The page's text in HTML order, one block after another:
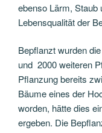
ebenso Lärm, Staub
Lebensqualität der
Bepflanzt wurden
und 2000 weiteren
Pflanzung bereits
Bäume eines der
worden, hätte dies
ergeben. Die